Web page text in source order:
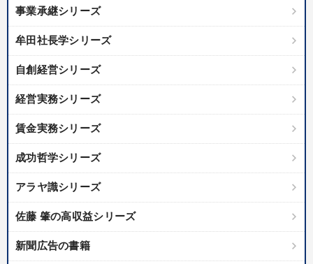
事業承継シリーズ
牟田社長学シリーズ
自創経営シリーズ
経営実務シリーズ
賃金実務シリーズ
成功哲学シリーズ
アラヤ識シリーズ
佐藤 肇の高収益シリーズ
新聞広告の書籍